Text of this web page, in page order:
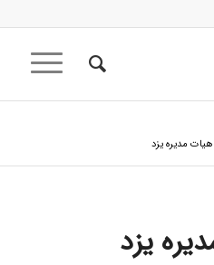
هیات مدیره یزد
یزد